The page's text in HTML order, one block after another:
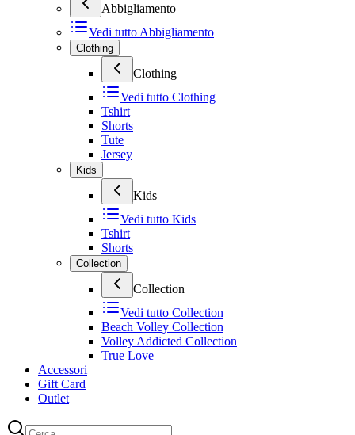
Abbigliamento
Vedi tutto Abbigliamento
Clothing
Clothing
Vedi tutto Clothing
Tshirt
Shorts
Tute
Jersey
Kids
Kids
Vedi tutto Kids
Tshirt
Shorts
Collection
Collection
Vedi tutto Collection
Beach Volley Collection
Volley Addicted Collection
True Love
Accessori
Gift Card
Outlet